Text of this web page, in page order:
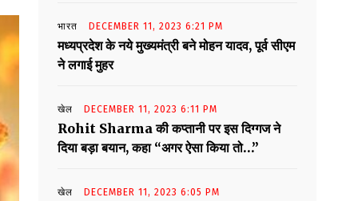
भारत DECEMBER 11, 2023 6:21 PM
मध्यप्रदेश के नये मुख्यमंत्री बने मोहन यादव, पूर्व सीएम
ने लगाई मुहर
खेल DECEMBER 11, 2023 6:11 PM
Rohit Sharma की कप्तानी पर इस दिग्गज ने
दिया बड़ा बयान, कहा “अगर ऐसा किया तो…”
खेल DECEMBER 11, 2023 6:05 PM